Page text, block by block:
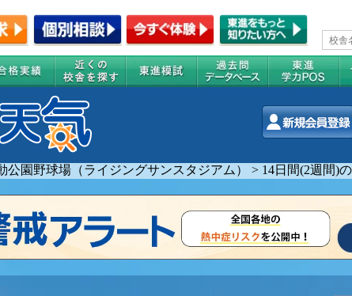
公園野球場（ライジングサンスタジアム） > 14日間(2週間)